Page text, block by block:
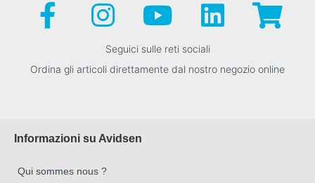
Seguici sulle reti sociali
Ordina gli articoli direttamente dal nostro negozio online
Informazioni su Avidsen
Qui sommes nous ?